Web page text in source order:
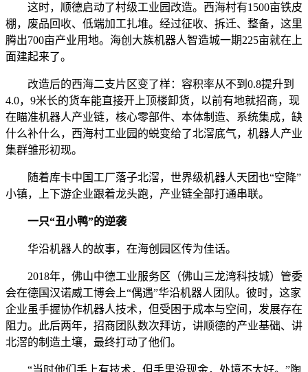
这时，顺德启动了村级工业园改造。西海村有1500亩铁皮
棚，废品回收、低端加工扎堆。经过征收、拆迁、整备，这里
腾出700亩产业用地。海创大族机器人智造城一期225亩就在上
面建起来了。
改造后的西海二支片区变了样：容积率从不到0.8提升到
4.0，9米长的货车能直接开上顶楼卸货，以前有地就招商，现
在瞄准机器人产业链，核心零部件、本体制造、系统集成，缺
什么补什么，西海村工业园的蜕变给了北滘底气，机器人产业
集群雏形初现。
随着库卡中国工厂落子北滘，世界级机器人天团也“空降”
小镇，上下游企业跟着龙头跑，产业链全部打通串联。
一只“丑小鸭”的逆袭
华沿机器人的故事，在海创园区传为佳话。
2018年，佛山中德工业服务区（佛山三龙湾科技城）管委
会在德国汉诺威工博会上“偶遇”华沿机器人团队。彼时，这家
企业虽手握协作机器人技术，但受困于成本与空间，发展存在
阻力。此后两年，招商团队数次拜访，讲顺德的产业基础、讲
北滘的制造土壤，最终打动了他们。
“当时他们手上有技术，但手里没现金，处境不太好。”陶